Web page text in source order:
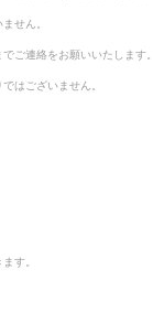
せん。
ご連絡をお願いいたします。
はございません。
す。